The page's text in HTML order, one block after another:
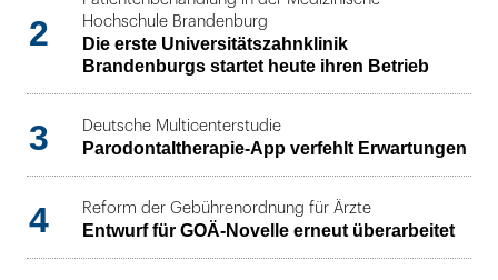
2
Hochschule Brandenburg
Die erste Universitätszahnklinik
Brandenburgs startet heute ihren Betrieb
3 Deutsche Multicenterstudie
Parodontaltherapie-App verfehlt Erwartungen
4 Reform der Gebührenordnung für Ärzte
Entwurf für GOÄ-Novelle erneut überarbeitet